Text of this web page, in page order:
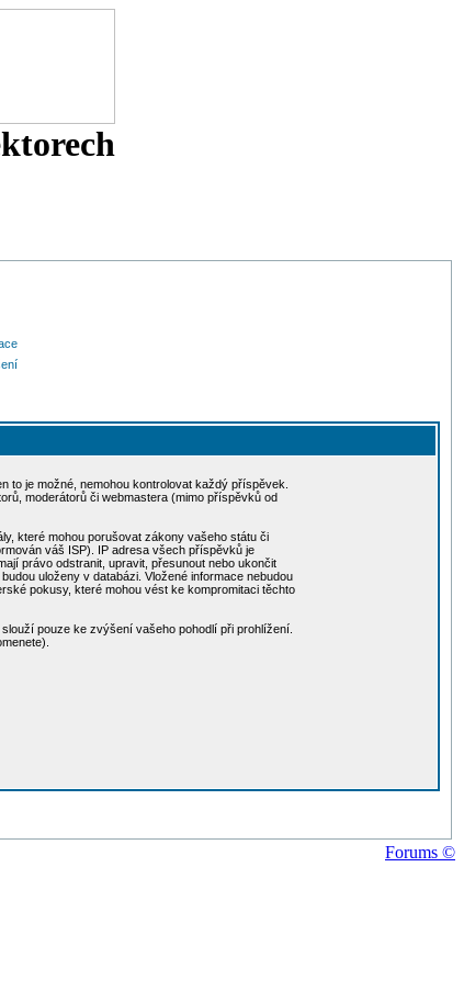
to je možné, nemohou kontrolovat každý příspěvek.
moderátorů či webmastera (mimo příspěvků od
které mohou porušovat zákony vašeho státu či
váš ISP). IP adresa všech příspěvků je
právo odstranit, upravit, přesunout nebo ukončit
uloženy v databázi. Vložené informace nebudou
pokusy, které mohou vést ke kompromitaci těchto
pouze ke zvýšení vašeho pohodlí při prohlížení.
Forums ©